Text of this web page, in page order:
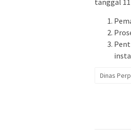
tanggal
Dinas